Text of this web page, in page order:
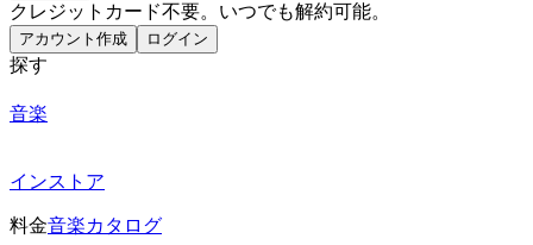
クレジットカード不要。いつでも解約可能。
アカウント作成 ログイン
探す
音楽
インストア
料金音楽カタログ